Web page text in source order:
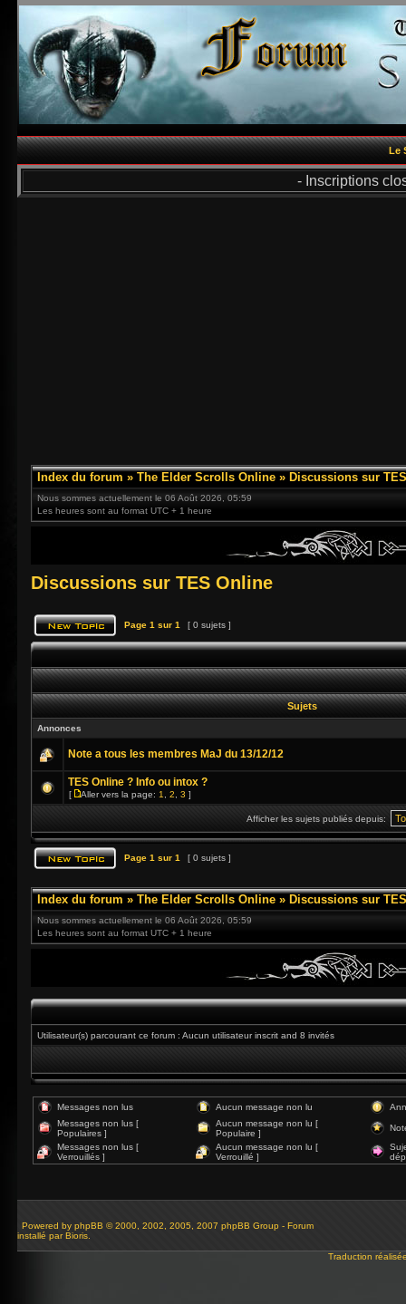
Le
- Inscriptions
Index du forum » The Elder Scrolls Online » Discussions sur
Nous sommes actuellement le 06 Août 2026, 05:59
Les heures sont au format UTC + 1 heure
Discussions sur TES Online
Page 1 sur 1 [ 0 sujets ]
Sujets
Annonces
Note a tous les membres MaJ du 13/12/12
TES Online ? Info ou intox ?
[ Aller vers la page: 1 2 3 ]
Afficher les sujets publiés depuis:
Page 1 sur 1 [ 0 sujets ]
Index du forum » The Elder Scrolls Online » Discussions sur
Nous sommes actuellement le 06 Août 2026, 05:59
Les heures sont au format UTC + 1 heure
Utilisateur(s) parcourant ce forum : Aucun utilisateur inscrit and 8 invités
Messages non lus Aucun message non lu
Messages non lus [
Populaires ]
Aucun message non lu [
Populaire ]
Messages non lus [
Verrouillés ]
Aucun message non lu [
Verrouillé ]
Powered by phpBB © 2000, 2002, 2005, 2007 phpBB Group - Forum
installé par Bioris.
Traduction